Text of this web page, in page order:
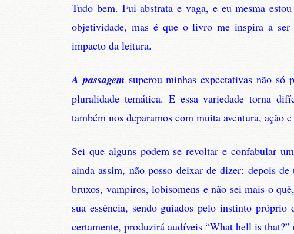
Tudo bem. Fui abstrata e vaga, e eu mesma
objetividade, mas é que o livro me inspira a
impacto da leitura.
A passagem superou minhas expectativas não só
pluralidade temática. E essa variedade torna
também nos deparamos com muita aventura, ação
Sei que alguns podem se revoltar e confabular
ainda assim, não posso deixar de dizer: depois
bruxos, vampiros, lobisomens e não sei mais o
sua essência, sendo guiados pelo instinto
certamente, produzirá audíveis “What hell is